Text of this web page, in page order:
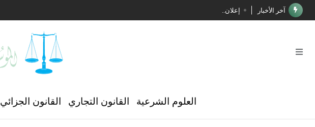
آخر الأخبار إعلان..
فوز الأستاذ الدكتور محمود السيد بجائزة مجمع الملك سليمان العالمي للغة العربية
العلوم الشرعية القانون التجاري القانون الجزائي